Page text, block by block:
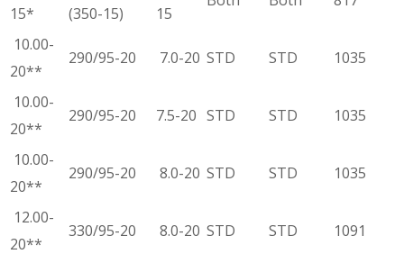
15*
(350-15)
15
10.00-
20**
290/95-20 7.0-20 STD STD 1035
10.00-
20**
290/95-20 7.5-20 STD STD 1035
10.00-
20**
290/95-20 8.0-20 STD STD 1035
12.00-
20**
330/95-20 8.0-20 STD STD 1091